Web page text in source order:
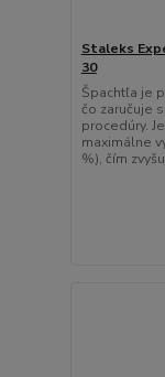
Staleks
30
Špachtľa je
čo zaručuje
procedúry.
maximálne
%), čím